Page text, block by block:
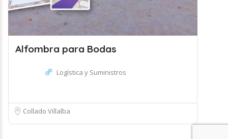
Alfombra para Bodas
Logística y Suministros
Collado Villalba